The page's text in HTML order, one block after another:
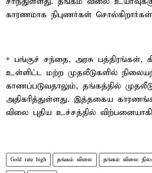
காரணமாக நிபுணர்கள்
* பங்குச் சந்தை, அரசு பத்திரங்கள்,
உள்ளிட்ட மற்ற முதலீடுகளில்
காணப்படுவதாலும், தங்கத்தில்
அதிகரித்துள்ளது. இத்தகைய
விலை புதிய உச்சத்தில் விற்பனையாகி
Gold rate high தங்கம் விலை தங்கம் விலை